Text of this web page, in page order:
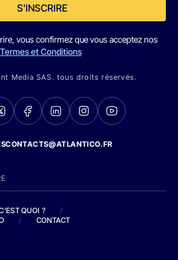
S'INSCRIRE
vous confirmez que vous acceptez nos
Termes et Conditions
Media SAS. tous droits réservés.
QUOI ?
/
/ CONTACT